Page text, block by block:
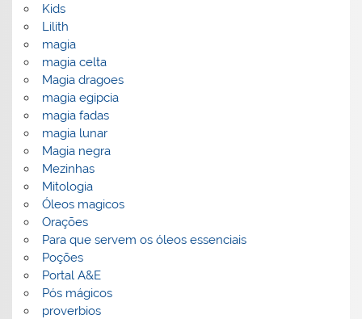
Kids
Lilith
magia
magia celta
Magia dragoes
magia egipcia
magia fadas
magia lunar
Magia negra
Mezinhas
Mitologia
Óleos magicos
Orações
Para que servem os óleos essenciais
Poções
Portal A&E
Pós mágicos
proverbios